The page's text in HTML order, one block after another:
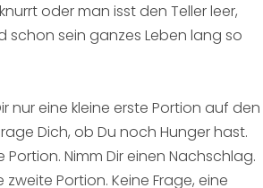
oder man isst den Teller leer,
sein ganzes Leben lang so
nur eine kleine erste Portion auf den
Dich, ob Du noch Hunger hast.
Nimm Dir einen Nachschlag.
Portion. Keine Frage, eine